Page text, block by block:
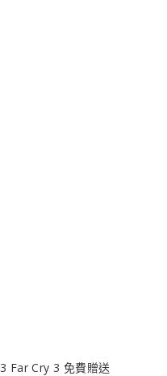
Far Cry 3 免費贈送